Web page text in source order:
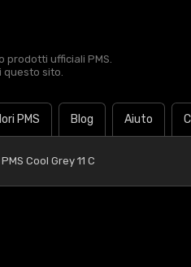
prodotti ufficiali PMS.
questo sito.
PMS Blog Aiuto
PMS Cool Grey 11 C